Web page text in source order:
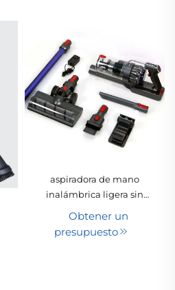
aspiradora de mano
inalámbrica ligera sin
limpieza en seco, ideal
Obtener un
presupuesto